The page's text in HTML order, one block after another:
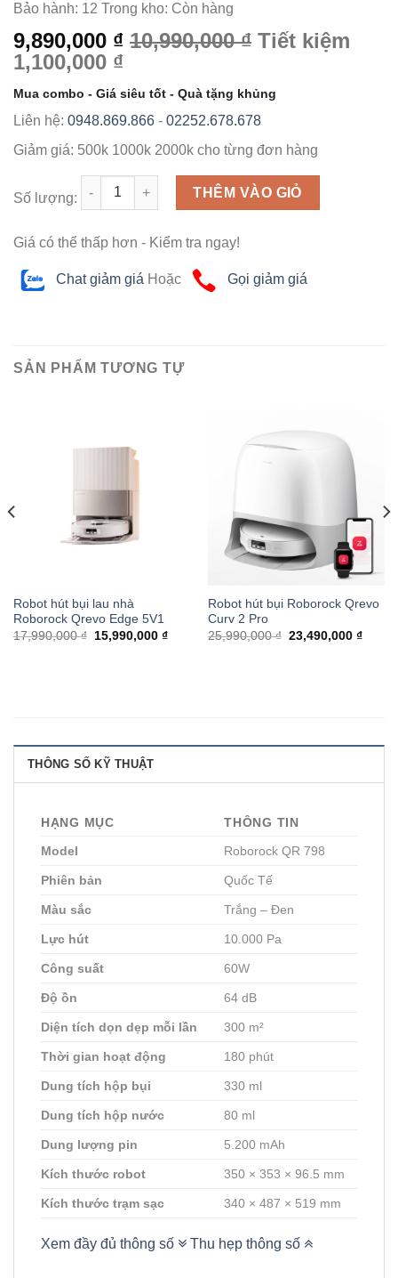
Bảo hành: 12 Trong kho: Còn hàng
9,890,000 ₫ 10,990,000 ₫ Tiết kiệm
1,100,000 ₫
Mua combo - Giá siêu tốt - Quà tặng khủng
Liên hệ: 0948.869.866 - 02252.678.678
Giảm giá: 500k 1000k 2000k cho từng đơn hàng
Số lượng:
Số lượng THÊM VÀO GIỎ
Giá có thể thấp hơn - Kiểm tra ngay!
Chat giảm giá Hoặc Gọi giảm giá
SẢN PHẨM TƯƠNG TỰ
Robot hút bụi lau nhà
Roborock Qrevo Edge 5V1
17,990,000 ₫
15,990,000 ₫
Robot hút bụi Roborock Qrevo
Curv 2 Pro
25,990,000 ₫ 23,490,000 ₫
THÔNG SỐ KỸ THUẬT
HẠNG MỤC
THÔNG TIN
Model
Roborock QR 798
Phiên bản Quốc Tế
Màu sắc Trắng – Đen
Lực hút 10.000 Pa
Công suất 60W
Độ ồn 64 dB
Diện tích dọn dẹp mỗi lần 300 m²
Thời gian hoạt động 180 phút
Dung tích hộp bụi 330 ml
Dung tích hộp nước 80 ml
Dung lượng pin 5.200 mAh
Kích thước robot 350 × 353 × 96.5 mm
Kích thước trạm sạc 340 × 487 × 519 mm
Xem đầy đủ thông số Thu hẹp thông số